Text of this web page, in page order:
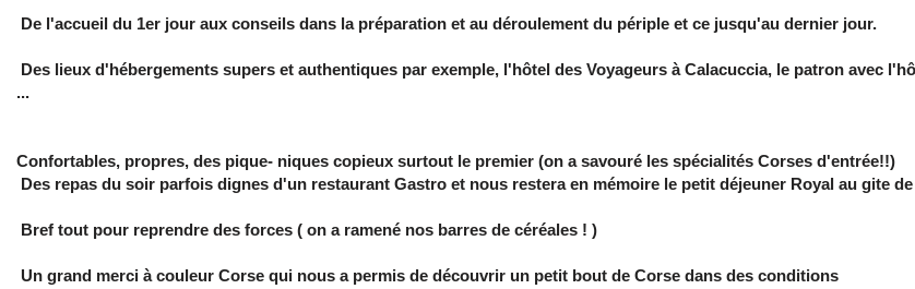
De l'accueil du 1er jour aux conseils dans la préparation et au déroulement du périple et ce jusqu'au dernier jour.
Des lieux d'hébergements supers et authentiques par exemple, l'hôtel des Voyageurs à Calacuccia, le patron avec
...
Confortables, propres, des pique- niques copieux surtout le premier (on a savouré les spécialités Corses d'entrée!!)
Des repas du soir parfois dignes d'un restaurant Gastro et nous restera en mémoire le petit déjeuner Royal au gite
Bref tout pour reprendre des forces ( on a ramené nos barres de céréales ! )
Un grand merci à couleur Corse qui nous a permis de découvrir un petit bout de Corse dans des conditions